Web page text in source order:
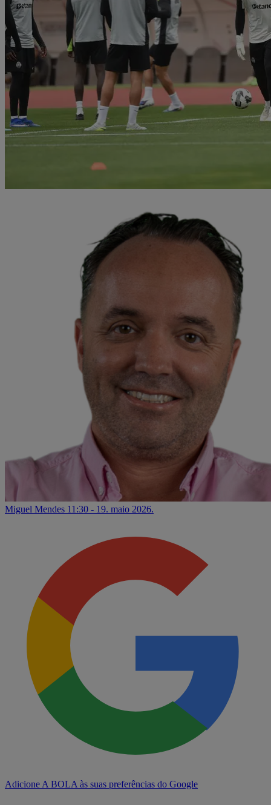
Miguel Mendes 11:30 - 19. maio 2026.
Adicione A BOLA às suas preferências do Google